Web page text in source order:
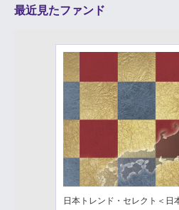
最近見たファンド
日本トレンド・セレクト＜日